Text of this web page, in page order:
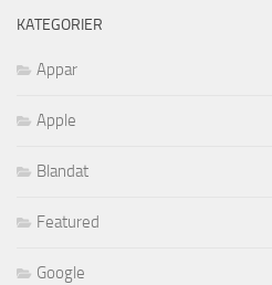
KATEGORIER
Appar
Apple
Blandat
Featured
Google